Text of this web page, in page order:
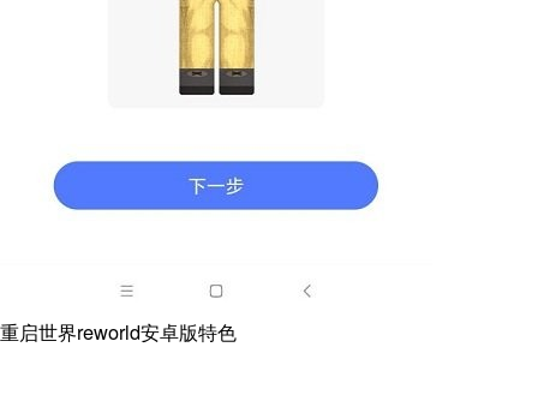
重启世界reworld安卓版特色